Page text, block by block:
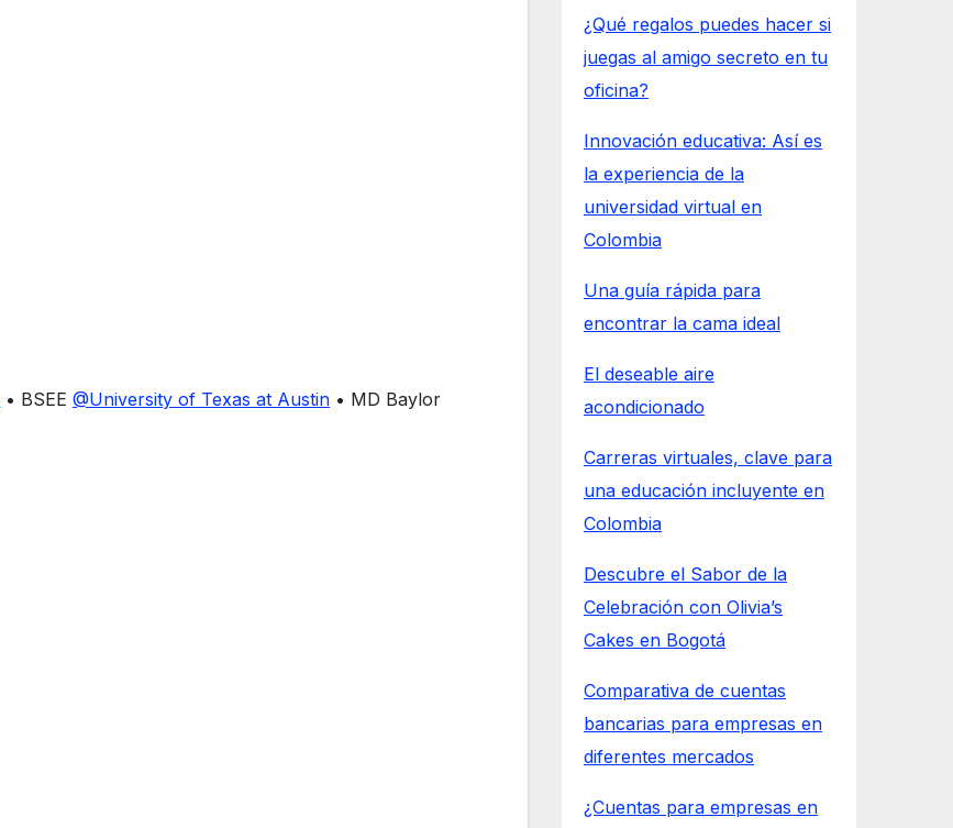
• BSEE @University of Texas at Austin • MD Baylor
¿Qué regalos puedes hacer si
juegas al amigo secreto en tu
oficina?
Innovación educativa: Así es
la experiencia de la
universidad virtual en
Colombia
Una guía rápida para
encontrar la cama ideal
El deseable aire
acondicionado
Carreras virtuales, clave para
una educación incluyente en
Colombia
Descubre el Sabor de la
Celebración con Olivia’s
Cakes en Bogotá
Comparativa de cuentas
bancarias para empresas en
diferentes mercados
¿Cuentas para empresas en